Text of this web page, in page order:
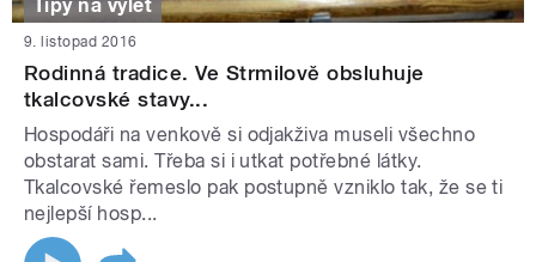
Tipy na výlet
9. listopad 2016
Rodinná tradice. Ve Strmilově obsluhuje
tkalcovské stavy...
Hospodáři na venkově si odjakživa museli všechno
obstarat sami. Třeba si i utkat potřebné látky.
Tkalcovské řemeslo pak postupně vzniklo tak, že se ti
nejlepší hosp...